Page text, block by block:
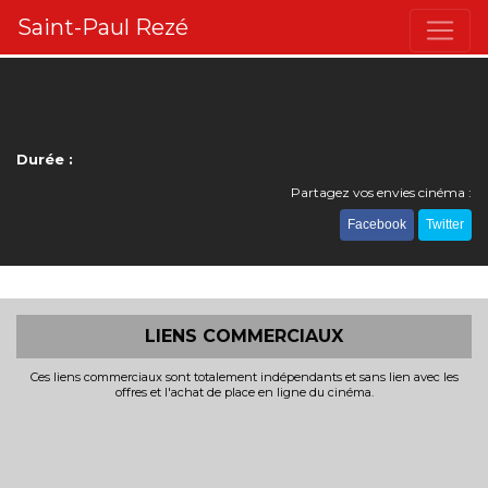
Saint-Paul Rezé
Durée :
Partagez vos envies cinéma :
Facebook Twitter
LIENS COMMERCIAUX
Ces liens commerciaux sont totalement indépendants et sans lien avec les
offres et l'achat de place en ligne du cinéma.